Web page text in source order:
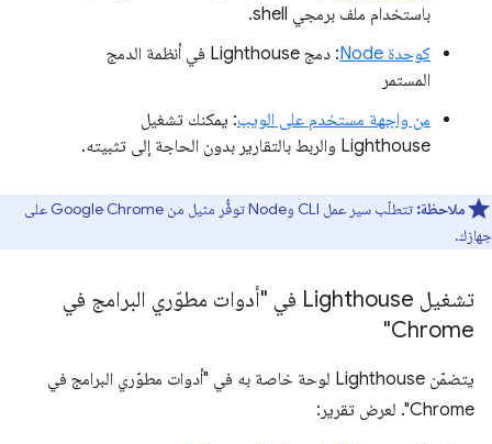
باستخدام ملف برمجي shell.
كوحدة Node
: دمج Lighthouse في أنظمة الدمج
المستمر
من واجهة مستخدم على الويب: يمكنك تشغيل
Lighthouse والربط بالتقارير بدون الحاجة إلى تثبيته.
ملاحظة:
تتطلّب سير عمل CLI وNode توفُّر مثيل من Google Chrome على
جهازك.
تشغيل Lighthouse في "أدوات مطوّري البرامج في
Chrome"
يتضمّن Lighthouse لوحة خاصة به في "أدوات مطوّري البرامج في
Chrome". لعرض تقرير: